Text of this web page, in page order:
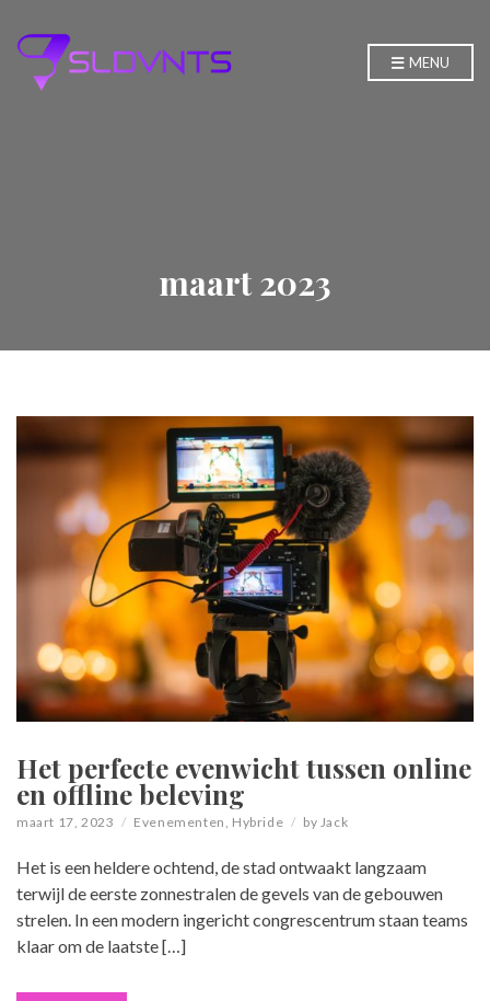
MENU
maart 2023
Het perfecte evenwicht tussen online
en offline beleving
maart 17, 2023 Evenementen Hybride by Jack
Het is een heldere ochtend, de stad ontwaakt langzaam
terwijl de eerste zonnestralen de gevels van de gebouwen
strelen. In een modern ingericht congrescentrum staan teams
klaar om de laatste […]